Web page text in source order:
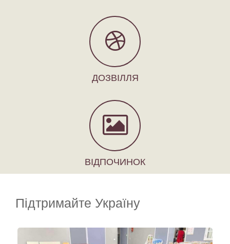
ДОЗВІЛЛЯ
ВІДПОЧИНОК
Підтримайте Україну